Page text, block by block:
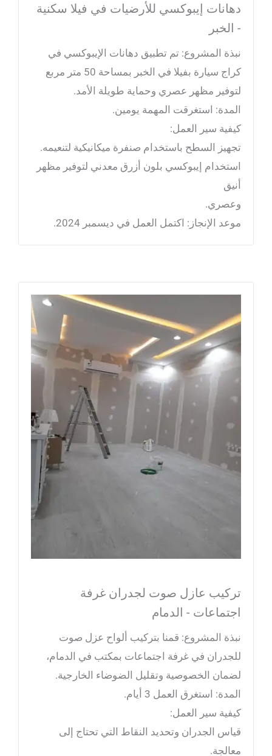
دهانات إيبوكسي للأرضيات في فيلا سكنية
- الخبر
نبذة المشروع: تم تطبيق دهانات الإيبوكسي في
كراج سيارة بفيلا في الخبر بمساحة 50 متر مربع
لتوفير مظهر عصري وحماية طويلة الأمد.
المدة: استغرقت المهمة يومين.
كيفية سير العمل:
تجهيز السطح باستخدام صنفرة ميكانيكية لتنعيمه.
استخدام إيبوكسي بلون أزرق معدني لتوفير مظهر
أنيق
وعصري.
موعد الإنجاز: اكتمل العمل في ديسمبر 2024.
تركيب عازل صوت لجدران غرفة
اجتماعات - الدمام
نبذة المشروع: قمنا بتركيب ألواح عزل صوت
للجدران في غرفة اجتماعات بمكتب في الدمام،
لضمان الخصوصية وتقليل الضوضاء الخارجية.
المدة: استغرق العمل 3 أيام.
كيفية سير العمل:
قياس الجدران وتحديد النقاط التي تحتاج إلى
معالجة.